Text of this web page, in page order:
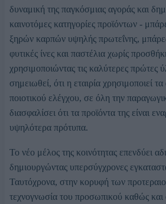
δυναμική της παγκόσμιας αγοράς και
καινοτόμες κατηγορίες προϊόντων -
ξηρών καρπών υψηλής πρωτεΐνης,
φυτικές ίνες και παστέλια χωρίς
χρησιμοποιώντας τις καλύτερες πρώτες
σημειωθεί, ότι η εταιρία χρησιμοποιεί
ποιοτικού ελέγχου, σε όλη την
διασφαλίσει ότι τα προϊόντα της είναι
υψηλότερα πρότυπα.
Το νέο μέλος της κοινότητας επενδύει
δημιουργώντας υπερσύγχρονες
Ταυτόχρονα, στην κορυφή των
τεχνογνωσία του προσωπικού καθώς και